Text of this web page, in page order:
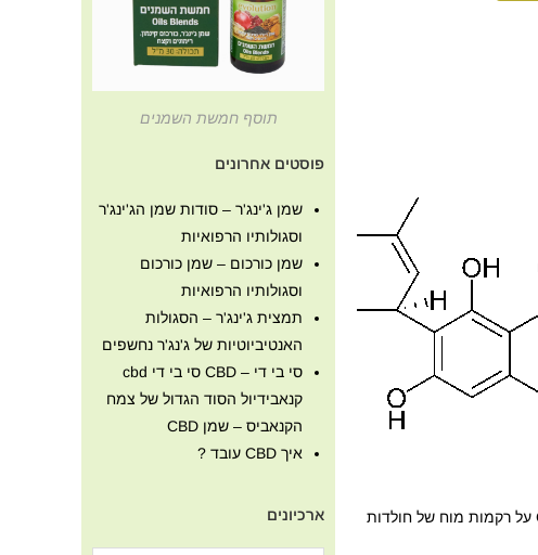
מודע לתנאי הניסוי מדד את כמות אירועי ההקאות והבחילות בכל פרט בנפרד. במסגרת הניסוי נעשו בדיקות של אותן תמיסות CBDA על רקמות מוח של חולדות
תוסף חמשת השמנים
פוסטים אחרונים
שמן ג'ינג'ר – סודות שמן הג'ינג'ר
וסגולותיו הרפואיות
שמן כורכום – שמן כורכום
וסגולותיו הרפואיות
תמצית ג'ינג'ר – הסגולות
האנטיביוטיות של ג'נג'ר נחשפים
סי בי די – CBD סי בי די cbd
קנאבידיול הסוד הגדול של צמח
הקנאביס – שמן CBD
איך CBD עובד ?
ארכיונים